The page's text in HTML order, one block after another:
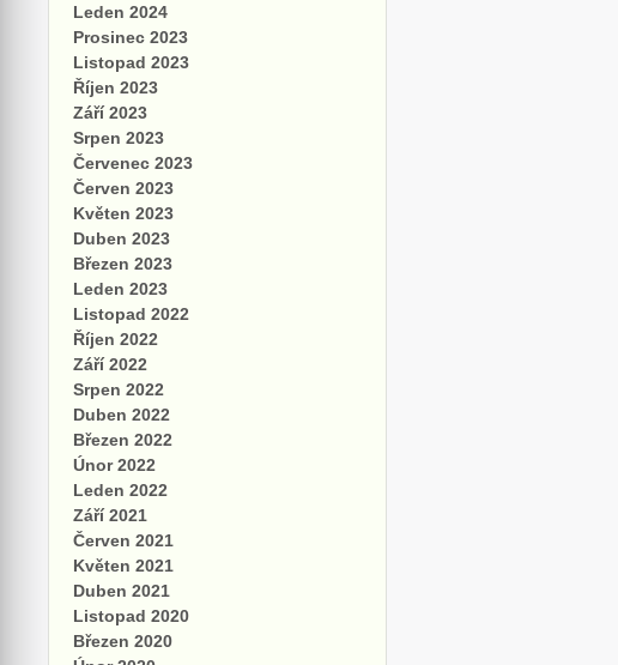
Leden 2024
Prosinec 2023
Listopad 2023
Říjen 2023
Září 2023
Srpen 2023
Červenec 2023
Červen 2023
Květen 2023
Duben 2023
Březen 2023
Leden 2023
Listopad 2022
Říjen 2022
Září 2022
Srpen 2022
Duben 2022
Březen 2022
Únor 2022
Leden 2022
Září 2021
Červen 2021
Květen 2021
Duben 2021
Listopad 2020
Březen 2020